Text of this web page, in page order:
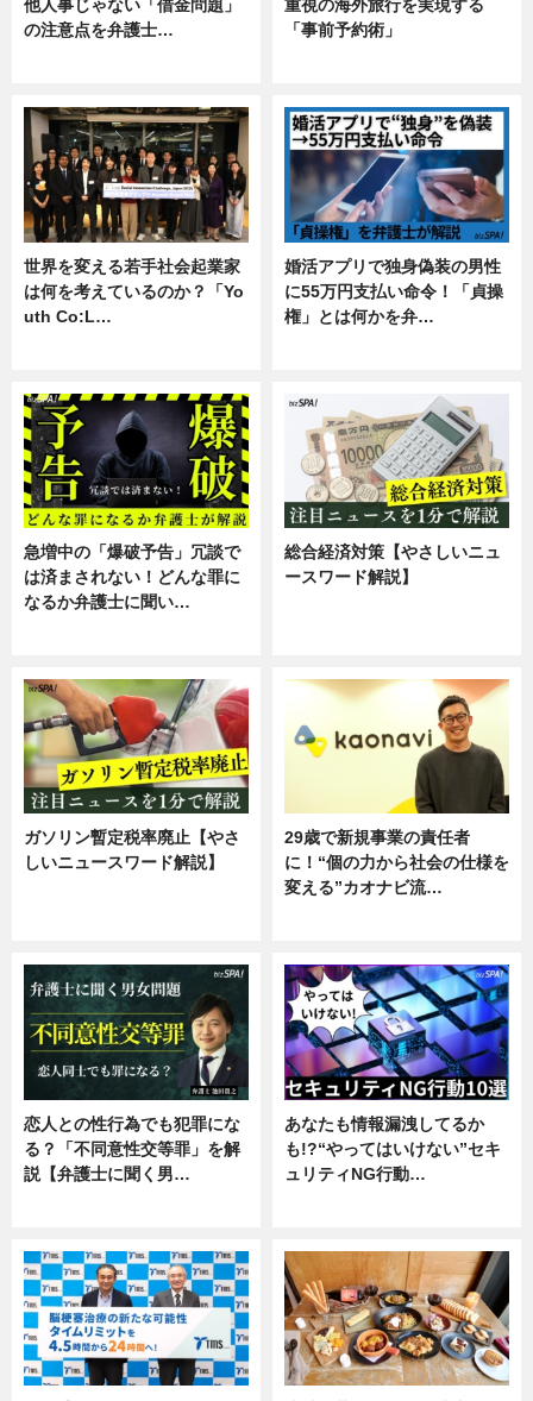
他人事じゃない「借金問題」
の注意点を弁護士…
重視の海外旅行を実現する
「事前予約術」
世界を変える若手社会起業家
は何を考えているのか？「Yo
uth Co:L…
婚活アプリで独身偽装の男性
に55万円支払い命令！「貞操
権」とは何かを弁…
急増中の「爆破予告」冗談で
は済まされない！どんな罪に
なるか弁護士に聞い…
総合経済対策【やさしいニュ
ースワード解説】
ガソリン暫定税率廃止【やさ
しいニュースワード解説】
29歳で新規事業の責任者
に！“個の力から社会の仕様を
変える”カオナビ流…
恋人との性行為でも犯罪にな
る？「不同意性交等罪」を解
説【弁護士に聞く男…
あなたも情報漏洩してるか
も!?“やってはいけない”セキ
ュリティNG行動…